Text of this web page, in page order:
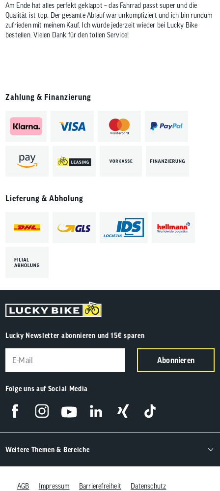
Am Ende hat alles perfekt geklappt – das Fahrrad passt super und die
Qualität ist top. Der gesamte Ablauf war unkompliziert und ich bin rundum
zufrieden mit meinem Kauf. Ich würde jederzeit wieder bei Lucky Bike
bestellen. Vielen Dank für den tollen Service!
Zahlung & Finanzierung
Lieferung & Abholung
Lucky Newsletter abonnieren und 15€ sparen
Abonnieren
Folge uns auf Social Media
Weitere Themen & Bereiche
AGB Impressum Barrierefreiheit
Datenschutz